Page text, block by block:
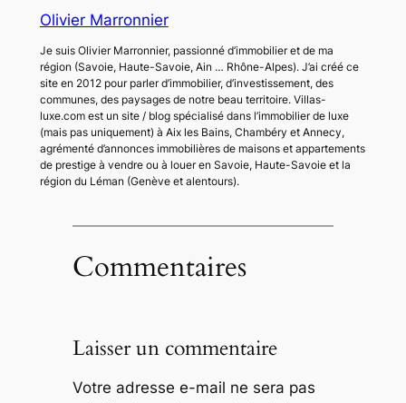
Olivier Marronnier
Je suis Olivier Marronnier, passionné d’immobilier et de ma
région (Savoie, Haute-Savoie, Ain … Rhône-Alpes). J’ai créé ce
site en 2012 pour parler d’immobilier, d’investissement, des
communes, des paysages de notre beau territoire. Villas-
luxe.com est un site / blog spécialisé dans l’immobilier de luxe
(mais pas uniquement) à Aix les Bains, Chambéry et Annecy,
agrémenté d’annonces immobilières de maisons et appartements
de prestige à vendre ou à louer en Savoie, Haute-Savoie et la
région du Léman (Genève et alentours).
Commentaires
Laisser un commentaire
Votre adresse e-mail ne sera pas